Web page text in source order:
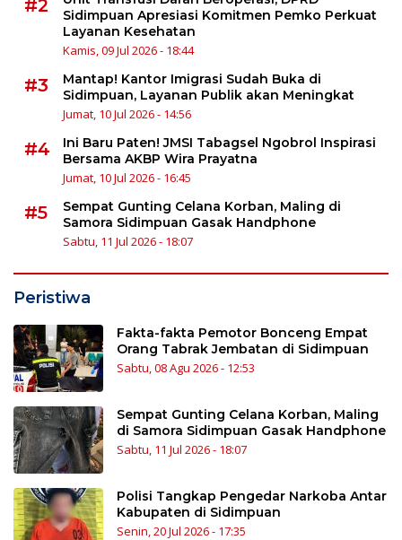
#2
Sidimpuan Apresiasi Komitmen Pemko Perkuat
Layanan Kesehatan
Kamis, 09 Jul 2026 - 18:44
#3
Mantap! Kantor Imigrasi Sudah Buka di
Sidimpuan, Layanan Publik akan Meningkat
Jumat, 10 Jul 2026 - 14:56
#4
Ini Baru Paten! JMSI Tabagsel Ngobrol Inspirasi
Bersama AKBP Wira Prayatna
Jumat, 10 Jul 2026 - 16:45
#5
Sempat Gunting Celana Korban, Maling di
Samora Sidimpuan Gasak Handphone
Sabtu, 11 Jul 2026 - 18:07
Peristiwa
Fakta-fakta Pemotor Bonceng Empat
Orang Tabrak Jembatan di Sidimpuan
Sabtu, 08 Agu 2026 - 12:53
Sempat Gunting Celana Korban, Maling
di Samora Sidimpuan Gasak Handphone
Sabtu, 11 Jul 2026 - 18:07
Polisi Tangkap Pengedar Narkoba Antar
Kabupaten di Sidimpuan
Senin, 20 Jul 2026 - 17:35